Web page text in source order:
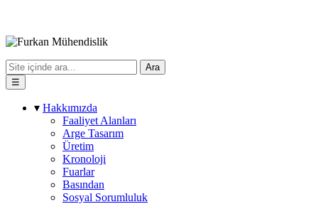
Ara
☰
▾ Hakkımızda
Faaliyet Alanları
Arge Tasarım
Üretim
Kronoloji
Fuarlar
Basından
Sosyal Sorumluluk